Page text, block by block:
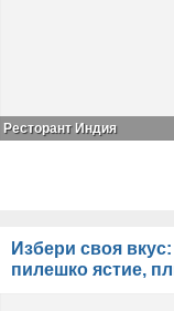
Ресторант Индия
Избери своя
пилешко ястие,